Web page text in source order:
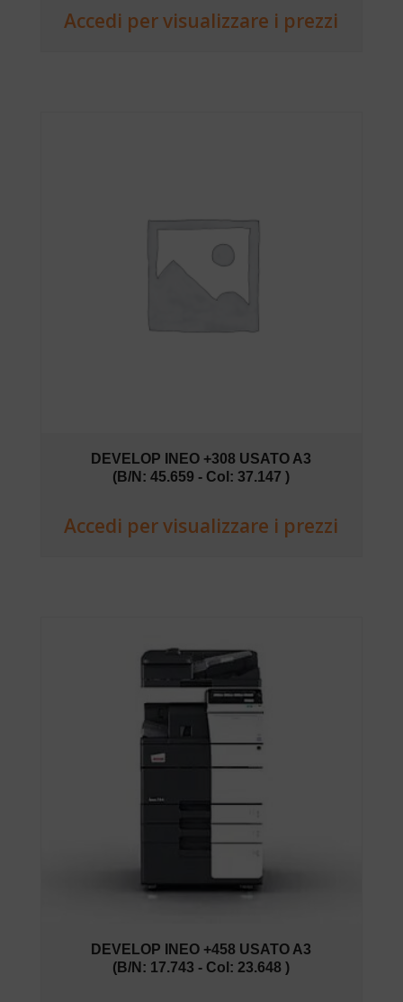
Accedi per visualizzare i prezzi
DEVELOP INEO +308 USATO A3
(B/N: 45.659 - Col: 37.147 )
Accedi per visualizzare i prezzi
DEVELOP INEO +458 USATO A3
(B/N: 17.743 - Col: 23.648 )